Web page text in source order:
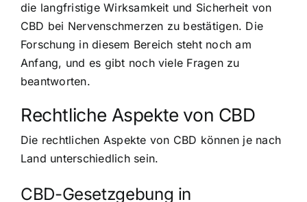
die langfristige Wirksamkeit und Sicherheit von
CBD bei Nervenschmerzen zu bestätigen. Die
Forschung in diesem Bereich steht noch am
Anfang, und es gibt noch viele Fragen zu
beantworten.
Rechtliche Aspekte von CBD
Die rechtlichen Aspekte von CBD können je nach
Land unterschiedlich sein.
CBD-Gesetzgebung in